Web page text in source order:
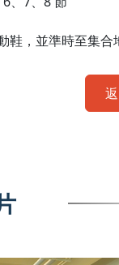
，並準時至集合